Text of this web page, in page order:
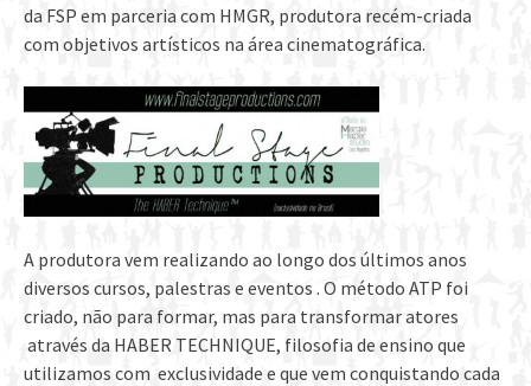
da FSP em parceria com HMGR, produtora recém-criada
com objetivos artísticos na área cinematográfica.
A produtora vem realizando ao longo dos últimos anos
diversos cursos, palestras e eventos . O método ATP foi
criado, não para formar, mas para transformar atores
através da HABER TECHNIQUE, filosofia de ensino que
utilizamos com exclusividade e que vem conquistando cada